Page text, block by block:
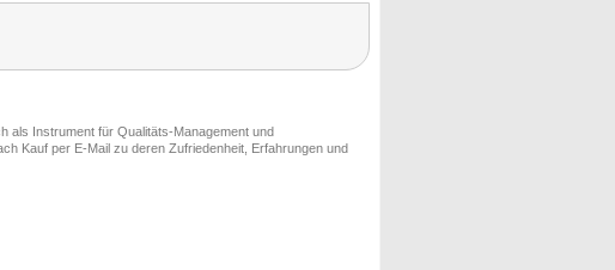
als Instrument für Qualitäts-Management und
Kauf per E-Mail zu deren Zufriedenheit, Erfahrungen und